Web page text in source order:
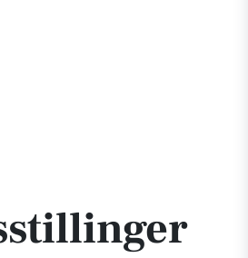
som chauffør i Aarhus med fleksible vagter